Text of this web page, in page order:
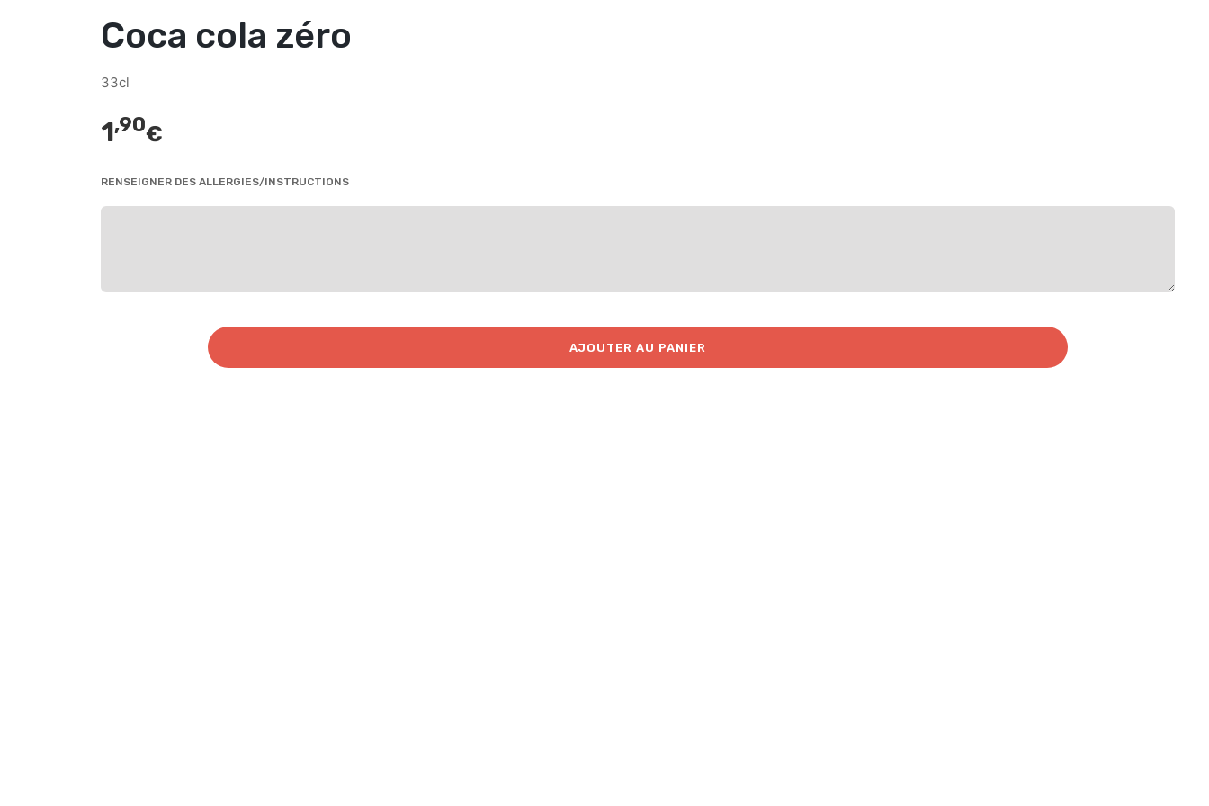
Coca cola zéro
33cl
1,90€
RENSEIGNER DES ALLERGIES/INSTRUCTIONS
AJOUTER AU PANIER